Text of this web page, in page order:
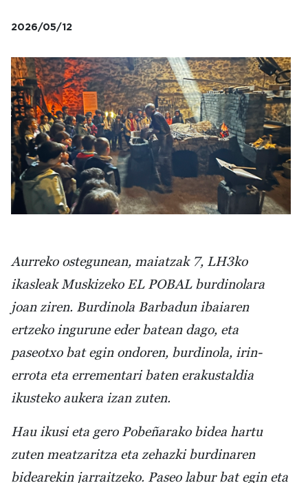
2026/05/12
Irudia
Aurreko ostegunean, maiatzak 7, LH3ko
ikasleak Muskizeko EL POBAL burdinolara
joan ziren. Burdinola Barbadun ibaiaren
ertzeko ingurune eder batean dago, eta
paseotxo bat egin ondoren, burdinola, irin-
errota eta errementari baten erakustaldia
ikusteko aukera izan zuten.
Hau ikusi eta gero Pobeñarako bidea hartu
zuten meatzaritza eta zehazki burdinaren
bidearekin jarraitzeko. Paseo labur bat egin eta